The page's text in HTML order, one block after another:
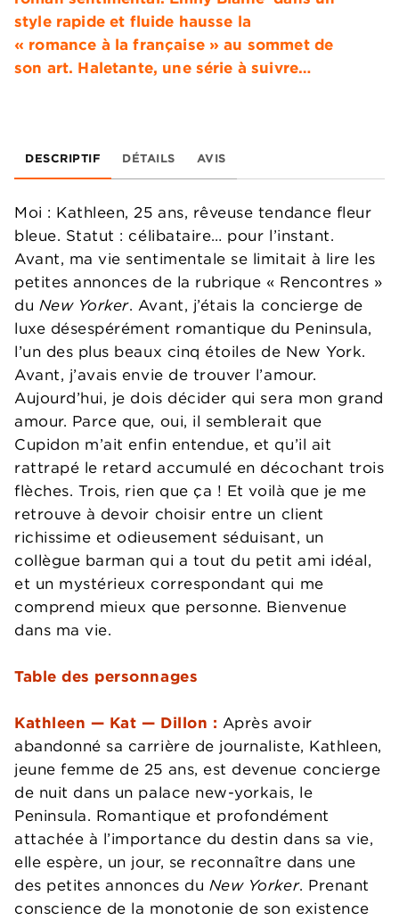
style rapide et fluide hausse la
« romance à la française » au sommet de
son art. Haletante, une série à suivre…
DESCRIPTIF DÉTAILS AVIS
Moi : Kathleen, 25 ans, rêveuse tendance fleur
bleue. Statut : célibataire… pour l’instant.
Avant, ma vie sentimentale se limitait à lire les
petites annonces de la rubrique « Rencontres »
du New Yorker. Avant, j’étais la concierge de
luxe désespérément romantique du Peninsula,
l’un des plus beaux cinq étoiles de New York.
Avant, j’avais envie de trouver l’amour.
Aujourd’hui, je dois décider qui sera mon grand
amour. Parce que, oui, il semblerait que
Cupidon m’ait enfin entendue, et qu’il ait
rattrapé le retard accumulé en décochant trois
flèches. Trois, rien que ça ! Et voilà que je me
retrouve à devoir choisir entre un client
richissime et odieusement séduisant, un
collègue barman qui a tout du petit ami idéal,
et un mystérieux correspondant qui me
comprend mieux que personne. Bienvenue
dans ma vie.
Table des personnages
Kathleen — Kat — Dillon : Après avoir
abandonné sa carrière de journaliste, Kathleen,
jeune femme de 25 ans, est devenue concierge
de nuit dans un palace new-yorkais, le
Peninsula. Romantique et profondément
attachée à l’importance du destin dans sa vie,
elle espère, un jour, se reconnaître dans une
des petites annonces du New Yorker. Prenant
conscience de la monotonie de son existence